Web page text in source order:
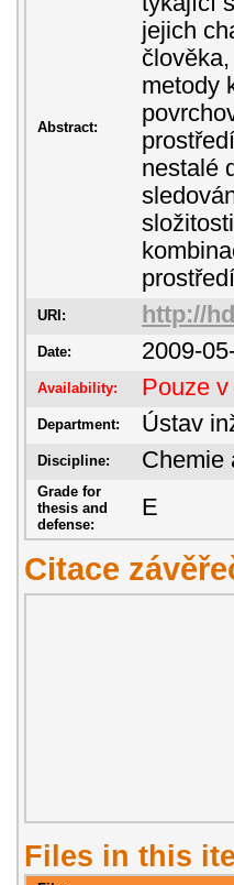
Abstract:
jejich
metody
nestalé
URI: http://
Date: 2009-
Availability: Pouze
Department: Ústav
Discipline: Chemie
Grade for
thesis and
defense:
E
Citace
Files in this